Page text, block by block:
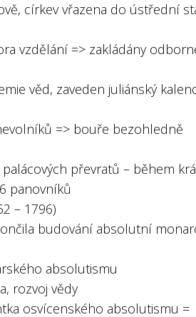
církev vřazena do ústřední
vzdělání => zakládány
věd, zaveden juliánský
=> bouře bezohledně
převratů – během
panovníků
– 1796)
budování absolutní
absolutismu
rozvoj vědy
osvícenského absolutismu =